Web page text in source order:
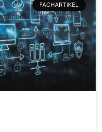
FACHARTIKEL